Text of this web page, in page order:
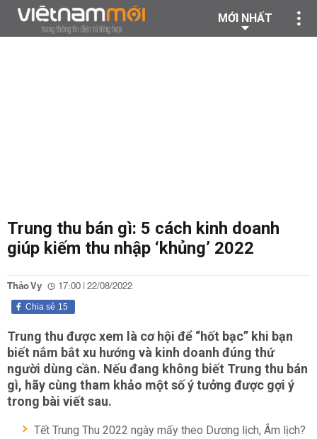
MỚI NHẤT
Trung thu bán gì: 5 cách kinh doanh
giúp kiếm thu nhập ‘khủng’ 2022
Thảo Vy 17:00 | 22/08/2022
15
Chia sẻ
Trung thu được xem là cơ hội để “hốt bạc” khi bạn
biết nắm bắt xu hướng và kinh doanh đúng thứ
người dùng cần. Nếu đang không biết Trung thu bán
gì, hãy cùng tham khảo một số ý tưởng được gợi ý
trong bài viết sau.
Tết Trung Thu 2022 ngày mấy theo Dương lịch, Âm lịch?